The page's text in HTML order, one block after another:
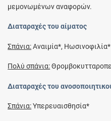
μεμονωμένων αναφορών.
Διαταραχές του αίματος
Σπάνια:Αναιμία*, Ηωσινοφιλία*
Πολύ σπάνια:
Διαταραχές του
Σπάνια:Υπερευαισθησία*